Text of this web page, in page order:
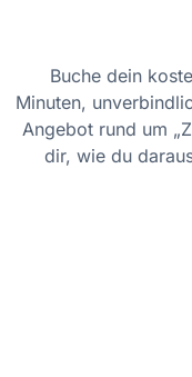
Buche dein
Minuten,
Angebot rund um
dir, wie du